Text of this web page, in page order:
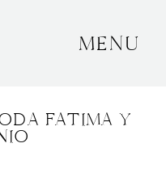
MENU
FATIMA Y
MÍ